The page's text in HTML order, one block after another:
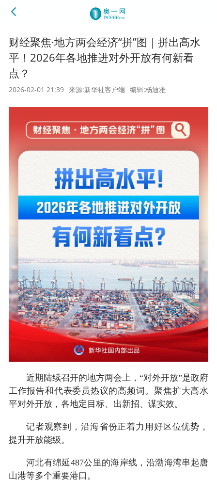
财经聚焦·地方两会经济“拼”图｜拼出高水
平！2026年各地推进对外开放有何新看
点？
2026-02-01 21:39 来源:新华社客户端 编辑:杨迪雅
近期陆续召开的地方两会上，“对外开放”是政府
工作报告和代表委员热议的高频词。聚焦扩大高水
平对外开放，各地定目标、出新招、谋实效。
记者观察到，沿海省份正着力用好区位优势，
提升开放能级。
河北有绵延487公里的海岸线，沿渤海湾串起唐
山港等多个重要港口。